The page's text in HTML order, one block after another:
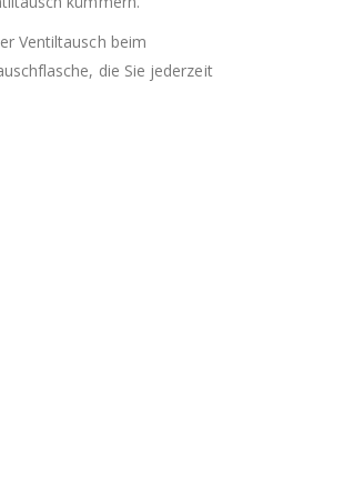
Ventiltausch beim
die Sie jederzeit